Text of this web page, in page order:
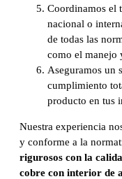
Coordinamos el
nacional o
de todas las
como el manejo
Aseguramos un
cumplimiento
producto en tus
Nuestra experiencia
y conforme a la
rigurosos con la
cobre con interior de